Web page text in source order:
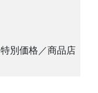
別価格／商品店